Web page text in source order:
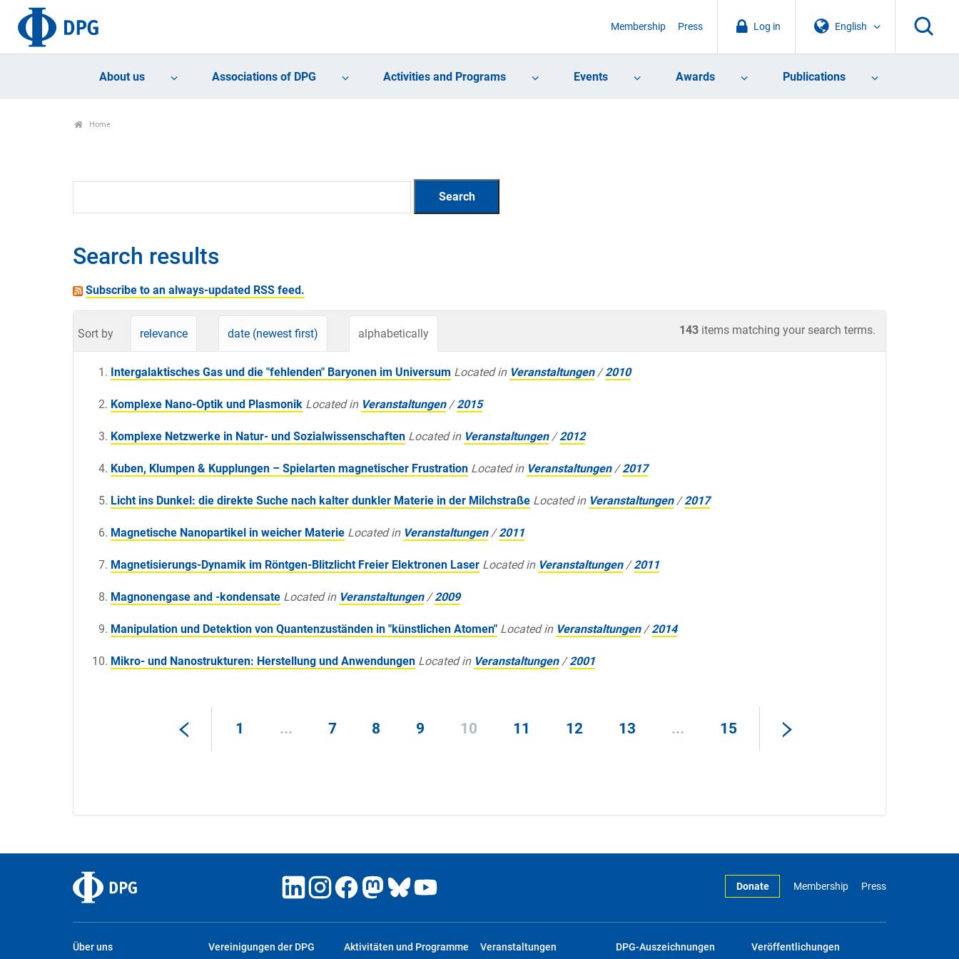
English
Log in
Membership Press
About us Associations of DPG Activities and Programs Events Awards Publications
Home
Search results
Subscribe to an always-updated RSS feed.
143 items matching your search terms.
Sort by relevance date (newest first) alphabetically
Intergalaktisches Gas und die "fehlenden" Baryonen im Universum Located in Veranstaltungen /2010
Komplexe Nano-Optik und Plasmonik Located in Veranstaltungen /2015
Komplexe Netzwerke in Natur- und Sozialwissenschaften Located in Veranstaltungen /2012
Kuben, Klumpen & Kupplungen – Spielarten magnetischer Frustration Located in Veranstaltungen /2017
Licht ins Dunkel: die direkte Suche nach kalter dunkler Materie in der Milchstraße Located in Veranstaltungen /2017
Magnetische Nanopartikel in weicher Materie Located in Veranstaltungen /2011
Magnetisierungs-Dynamik im Röntgen-Blitzlicht Freier Elektronen Laser Located in Veranstaltungen /2011
Magnonengase and -kondensate Located in Veranstaltungen /2009
Manipulation und Detektion von Quantenzuständen in "künstlichen Atomen" Located in Veranstaltungen /2014
Mikro- und Nanostrukturen: Herstellung und Anwendungen Located in Veranstaltungen /2001
1 ... 7 8 9 10 11 12 13 ... 15
Donate Membership Press
Über uns Vereinigungen der DPG Aktivitäten und Programme Veranstaltungen DPG-Auszeichnungen Veröffentlichungen